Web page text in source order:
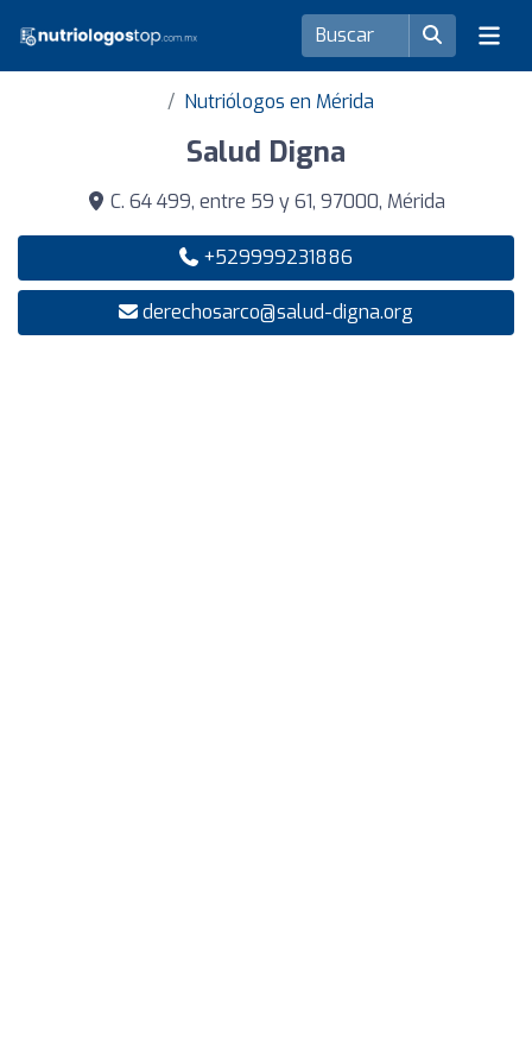
Nutriólogos en Mérida
Salud Digna
C. 64 499, entre 59 y 61, 97000, Mérida
+529999231886
derechosarco@salud-digna.org